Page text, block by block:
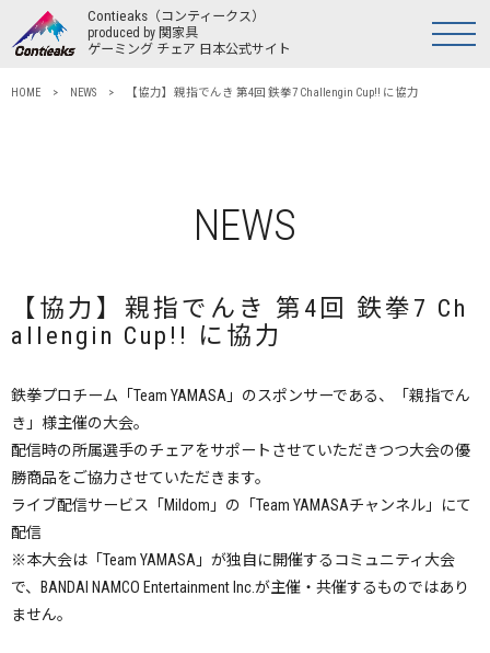
Contieaks （コンティークス）
produced by 関家具
ゲーミング チェア 日本公式サイト
HOME > NEWS > 【協力】親指でんき 第4回 鉄拳7 Challengin Cup!! に協力
NEWS
【協力】親指でんき 第4回 鉄拳7 Ch
allengin Cup!! に協力
鉄拳プロチーム「Team YAMASA」のスポンサーである、「親指でん
き」様主催の大会。
配信時の所属選手のチェアをサポートさせていただきつつ大会の優
勝商品をご協力させていただきます。
ライブ配信サービス「Mildom」の「Team YAMASAチャンネル」にて
配信
※本大会は 「Team YAMASA」 が独自に開催するコミュニティ大会
で、BANDAI NAMCO Entertainment Inc.が主催・共催するものではあり
ません。